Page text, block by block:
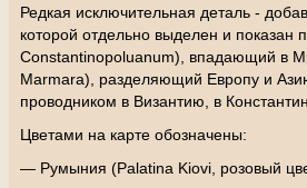
Редкая исключительная деталь -
которой отдельно выделен и показан
Constantinopoluanum), впадающий в
Marmara), разделяющий Европу и
проводником в Византию, в
Цветами на карте обозначены:
— Румыния (Palatina Kiovi, розовый